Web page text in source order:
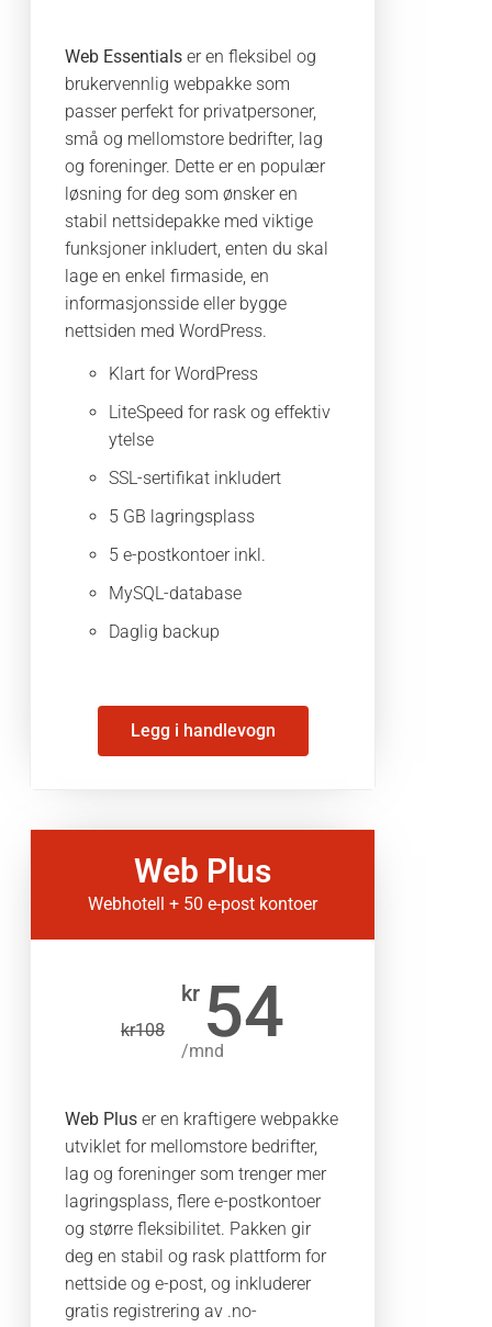
Web Essentials er en fleksibel og
brukervennlig webpakke som
passer perfekt for privatpersoner,
små og mellomstore bedrifter, lag
og foreninger. Dette er en populær
løsning for deg som ønsker en
stabil nettsidepakke med viktige
funksjoner inkludert, enten du skal
lage en enkel firmaside, en
informasjonsside eller bygge
nettsiden med WordPress.
Klart for WordPress
LiteSpeed for rask og effektiv
ytelse
SSL-sertifikat inkludert
5 GB lagringsplass
5 e-postkontoer inkl.
MySQL-database
Daglig backup
Legg i handlevogn
Web Plus
Webhotell + 50 e-post kontoer
kr108
kr 54
/mnd
Web Plus er en kraftigere webpakke
utviklet for mellomstore bedrifter,
lag og foreninger som trenger mer
lagringsplass, flere e-postkontoer
og større fleksibilitet. Pakken gir
deg en stabil og rask plattform for
nettside og e-post, og inkluderer
gratis registrering av .no-